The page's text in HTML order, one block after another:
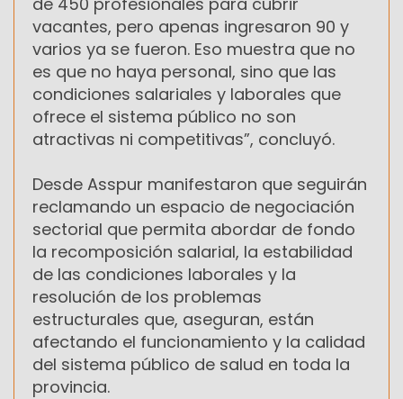
vacantes, pero apenas ingresaron 90 y
varios ya se fueron. Eso muestra que no
es que no haya personal, sino que las
condiciones salariales y laborales que
ofrece el sistema público no son
atractivas ni competitivas”, concluyó.
Desde Asspur manifestaron que seguirán
reclamando un espacio de negociación
sectorial que permita abordar de fondo
la recomposición salarial, la estabilidad
de las condiciones laborales y la
resolución de los problemas
estructurales que, aseguran, están
afectando el funcionamiento y la calidad
del sistema público de salud en toda la
provincia.